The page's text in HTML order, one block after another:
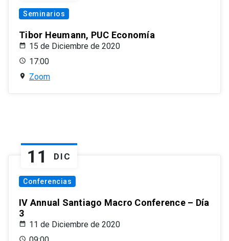
Seminarios
Tibor Heumann, PUC Economía
15 de Diciembre de 2020
17:00
Zoom
11 DIC
Conferencias
IV Annual Santiago Macro Conference – Día
3
11 de Diciembre de 2020